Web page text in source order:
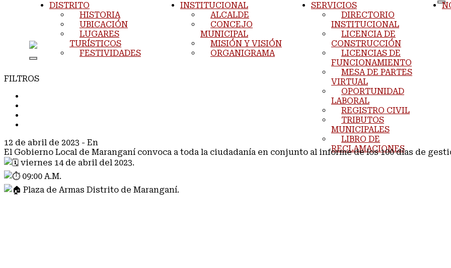
DISTRITO
HISTORIA
UBICACIÓN
LUGARES
TURÍSTICOS
FESTIVIDADES
INSTITUCIONAL
ALCALDE
CONCEJO
MUNICIPAL
MISIÓN Y VISIÓN
ORGANIGRAMA
SERVICIOS
DIRECTORIO
INSTITUCIONAL
LICENCIA DE
CONSTRUCCIÓN
LICENCIAS DE
FUNCIONAMIENTO
MESA DE PARTES
VIRTUAL
OPORTUNIDAD
LABORAL
REGISTRO CIVIL
TRIBUTOS
MUNICIPALES
LIBRO DE
RECLAMACIONES
FILTROS
12 de abril de 2023 - En
El Gobierno Local de Maranganí convoca a toda la ciudadanía en conjunto al informe de los 100 días de
viernes 14 de abril del 2023.
09:00 A.M.
Plaza de Armas Distrito de Maranganí.